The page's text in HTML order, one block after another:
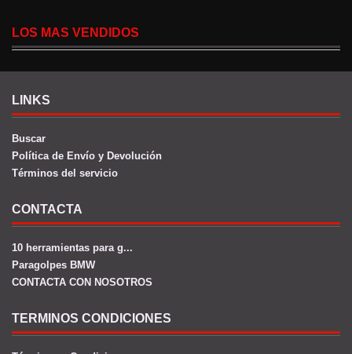
LOS MAS VENDIDOS
LINKS
Buscar
Política de Envío y Devolución
Términos del servicio
CONTACTA
10 herramientas para g...
Paragolpes BMW
CONTACTA CON NOSOTROS
TERMINOS CONDICIONES